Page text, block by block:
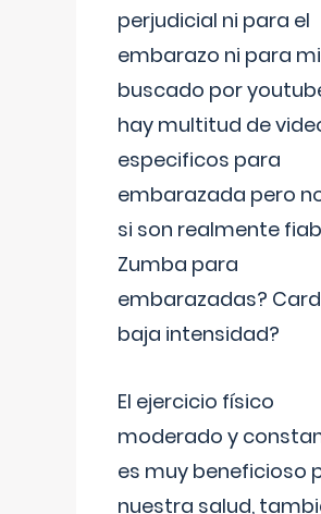
perjudicial ni para el
embarazo ni para
buscado por
hay multitud de
especificos para
embarazada pero
si son realmente
Zumba para
embarazadas?
baja intensidad?
El ejercicio físico
moderado y
es muy beneficioso
nuestra salud,